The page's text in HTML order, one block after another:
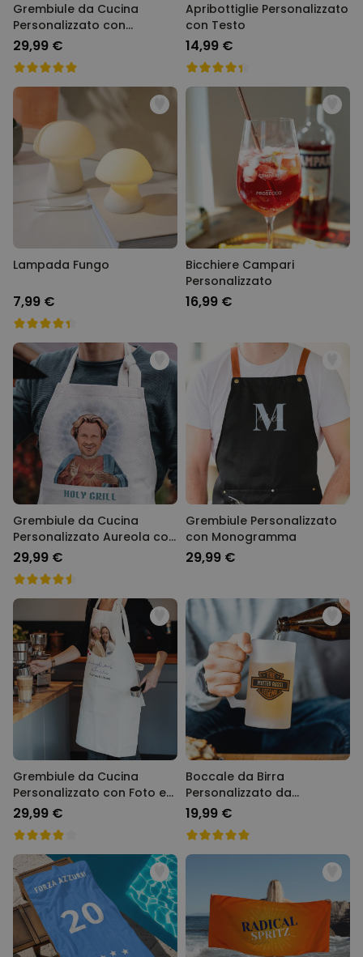
Grembiule da Cucina
Personalizzato con
Recensione
29,99 €
Apribottiglie Personalizzato
con Testo
14,99 €
Lampada Fungo
7,99 €
Bicchiere Campari
Personalizzato
16,99 €
Grembiule da Cucina
Personalizzato Aureola con
Viso e Testo
29,99 €
Grembiule Personalizzato
con Monogramma
29,99 €
Grembiule da Cucina
Personalizzato con Foto e
Testo
29,99 €
Boccale da Birra
Personalizzato da
Motociclista
19,99 €